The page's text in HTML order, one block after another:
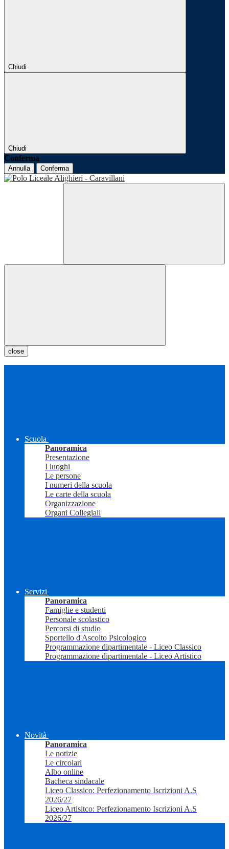
Chiudi
Chiudi
Conferma
Annulla Conferma
close
Scuola
Panoramica
Presentazione
I luoghi
Le persone
I numeri della scuola
Le carte della scuola
Organizzazione
Organi Collegiali
Servizi
Panoramica
Famiglie e studenti
Personale scolastico
Percorsi di studio
Sportello d'Ascolto Psicologico
Programmazione dipartimentale - Liceo Classico
Programmazione dipartimentale - Liceo Artistico
Novità
Panoramica
Le notizie
Le circolari
Albo online
Bacheca sindacale
Liceo Classico: Perfezionamento Iscrizioni A.S
2026/27
Liceo Artisitco: Perfezionamento Iscrizioni A.S
2026/27